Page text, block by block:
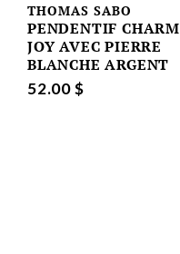
THOMAS SABO
PENDENTIF CHARM
JOY AVEC PIERRE
BLANCHE ARGENT
52.00 $